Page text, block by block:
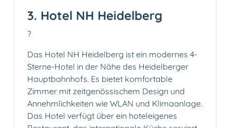
3. Hotel NH Heidelberg
?
Das Hotel NH Heidelberg ist ein modernes 4-
Sterne-Hotel in der Nähe des Heidelberger
Hauptbahnhofs. Es bietet komfortable
Zimmer mit zeitgenössischem Design und
Annehmlichkeiten wie WLAN und Klimaanlage.
Das Hotel verfügt über ein hoteleigenes